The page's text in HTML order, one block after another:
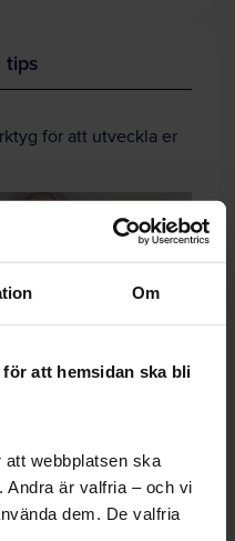
Om
att hemsidan ska bli
att webbplatsen ska
Andra är valfria – och vi
dem. De valfria
tips
för att utveckla er
är viktigt på
ut hos er?
i